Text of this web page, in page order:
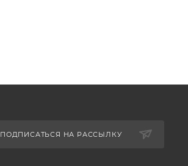
ПОДПИСАТЬСЯ НА РАССЫЛКУ